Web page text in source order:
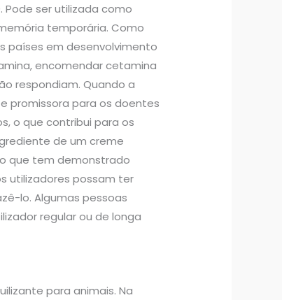
Pode ser utilizada como
temporária. Como
países em desenvolvimento
encomendar cetamina
respondiam. Quando a
promissora para os doentes
o que contribui para os
de um creme
que tem demonstrado
utilizadores possam ter
lo. Algumas pessoas
regular ou de longa
para animais. Na